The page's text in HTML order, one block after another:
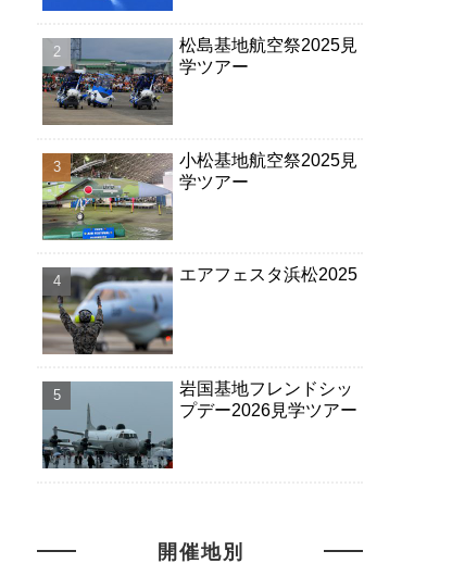
松島基地航空祭2025見
学ツアー
小松基地航空祭2025見
学ツアー
エアフェスタ浜松2025
岩国基地フレンドシッ
プデー2026見学ツアー
開催地別